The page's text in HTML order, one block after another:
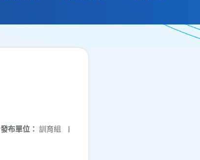
發布單位： 訓育組 |